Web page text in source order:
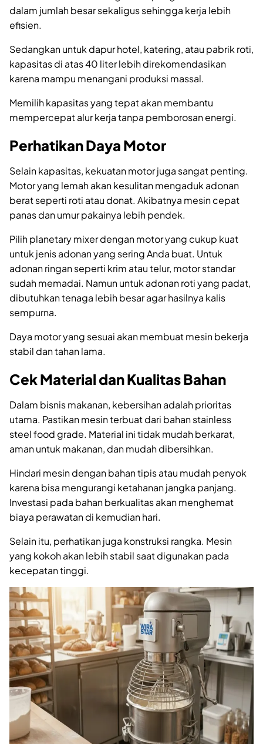
dalam jumlah besar sekaligus sehingga kerja lebih
efisien.
Sedangkan untuk dapur hotel, katering, atau pabrik roti,
kapasitas di atas 40 liter lebih direkomendasikan
karena mampu menangani produksi massal.
Memilih kapasitas yang tepat akan membantu
mempercepat alur kerja tanpa pemborosan energi.
Perhatikan Daya Motor
Selain kapasitas, kekuatan motor juga sangat penting.
Motor yang lemah akan kesulitan mengaduk adonan
berat seperti roti atau donat. Akibatnya mesin cepat
panas dan umur pakainya lebih pendek.
Pilih planetary mixer dengan motor yang cukup kuat
untuk jenis adonan yang sering Anda buat. Untuk
adonan ringan seperti krim atau telur, motor standar
sudah memadai. Namun untuk adonan roti yang padat,
dibutuhkan tenaga lebih besar agar hasilnya kalis
sempurna.
Daya motor yang sesuai akan membuat mesin bekerja
stabil dan tahan lama.
Cek Material dan Kualitas Bahan
Dalam bisnis makanan, kebersihan adalah prioritas
utama. Pastikan mesin terbuat dari bahan stainless
steel food grade. Material ini tidak mudah berkarat,
aman untuk makanan, dan mudah dibersihkan.
Hindari mesin dengan bahan tipis atau mudah penyok
karena bisa mengurangi ketahanan jangka panjang.
Investasi pada bahan berkualitas akan menghemat
biaya perawatan di kemudian hari.
Selain itu, perhatikan juga konstruksi rangka. Mesin
yang kokoh akan lebih stabil saat digunakan pada
kecepatan tinggi.